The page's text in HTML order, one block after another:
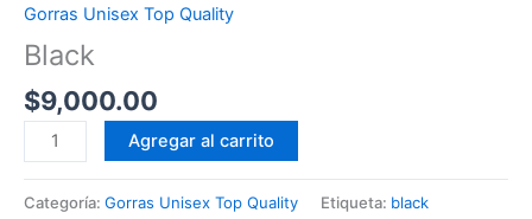
Gorras Unisex Top Quality
Black
$9,000.00
Black
cantidad
Agregar al carrito
Categoría: Gorras Unisex Top Quality Etiqueta: black